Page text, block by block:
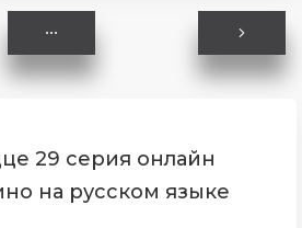
29 серия онлайн
на русском языке